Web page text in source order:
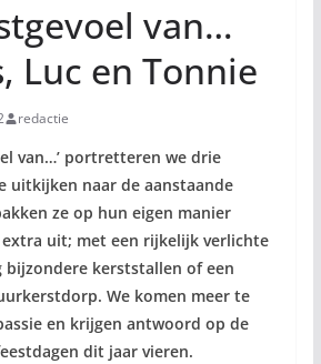
van…
Luc en Tonnie
redactie
van…’ portretteren wedrie
uitkijken naar de aanstaande
ze op hun eigen manier
extra uit; met een rijkelijk verlichte
bijzondere kerststallen of een
We komen meer te
en krijgen antwoord op de
dit jaar vieren.